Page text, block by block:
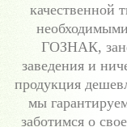
качественной
ГОЗНАК,
заведения и
продукция
мы
заботимся о